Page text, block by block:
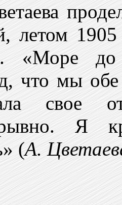
летом 1905
«Море
что мы
свое
Я
(А.